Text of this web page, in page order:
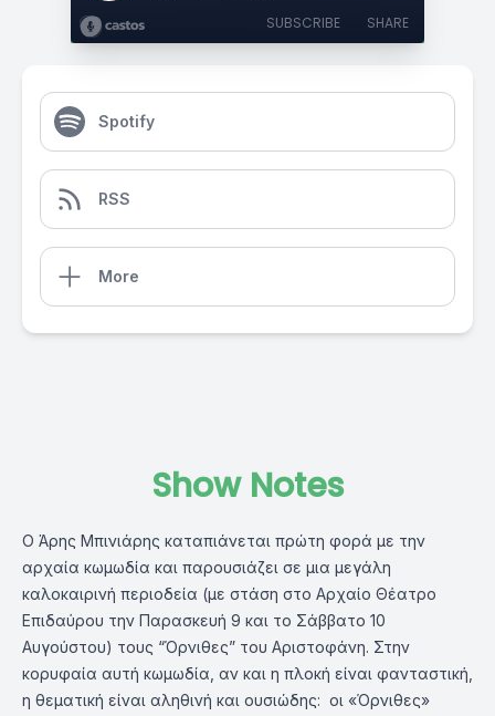
SUBSCRIBE SHARE
Spotify
RSS
More
Show Notes
Ο Άρης Μπινιάρης καταπιάνεται πρώτη φορά με την
αρχαία κωμωδία και παρουσιάζει σε μια μεγάλη
καλοκαιρινή περιοδεία (με στάση στο Αρχαίο Θέατρο
Επιδαύρου την Παρασκευή 9 και το Σάββατο 10
Αυγούστου) τους “Όρνιθες” του Αριστοφάνη. Στην
κορυφαία αυτή κωμωδία, αν και η πλοκή είναι φανταστική,
η θεματική είναι αληθινή και ουσιώδης: οι «Όρνιθες»